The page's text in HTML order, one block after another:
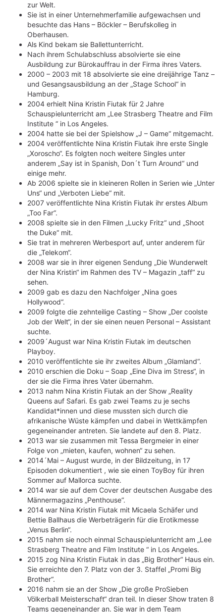
zur Welt.
Sie ist in einer Unternehmerfamilie aufgewachsen und
besuchte das Hans – Böckler – Berufskolleg in
Oberhausen.
Als Kind bekam sie Ballettunterricht.
Nach ihrem Schulabschluss absolvierte sie eine
Ausbildung zur Bürokauffrau in der Firma ihres Vaters.
2000 – 2003 mit 18 absolvierte sie eine dreijährige Tanz –
und Gesangsausbildung an der „Stage School“ in
Hamburg.
2004 erhielt Nina Kristin Fiutak für 2 Jahre
Schauspielunterricht am „Lee Strasberg Theatre and Film
Institute “ in Los Angeles.
2004 hatte sie bei der Spielshow „J – Game“ mitgemacht.
2004 veröffentlichte Nina Kristin Fiutak ihre erste Single
„Xoroscho“. Es folgten noch weitere Singles unter
anderem „Say ist in Spanish, Don´t Turn Around“ und
einige mehr.
Ab 2006 spielte sie in kleineren Rollen in Serien wie „Unter
Uns“ und „Verboten Liebe“ mit.
2007 veröffentlichte Nina Kristin Fiutak ihr erstes Album
„Too Far“.
2008 spielte sie in den Filmen „Lucky Fritz“ und „Shoot
the Duke“ mit.
Sie trat in mehreren Werbesport auf, unter anderem für
die „Telekom“.
2008 war sie in ihrer eigenen Sendung „Die Wunderwelt
der Nina Kristin“ im Rahmen des TV – Magazin „taff“ zu
sehen.
2009 gab es dazu den Nachfolger „Nina goes
Hollywood“.
2009 folgte die zehnteilige Casting – Show „Der coolste
Job der Welt“, in der sie einen neuen Personal – Assistant
suchte.
2009´August war Nina Kristin Fiutak im deutschen
Playboy.
2010 veröffentlichte sie ihr zweites Album „Glamland“.
2010 erschien die Doku – Soap „Eine Diva im Stress“, in
der sie die Firma ihres Vater übernahm.
2013 nahm Nina Kristin Fiutak an der Show „Reality
Queens auf Safari. Es gab zwei Teams zu je sechs
Kandidat*innen und diese mussten sich durch die
afrikanische Wüste kämpfen und dabei in Wettkämpfen
gegeneinander antreten. Sie landete auf den 8. Platz.
2013 war sie zusammen mit Tessa Bergmeier in einer
Folge von „mieten, kaufen, wohnen“ zu sehen.
2014´Mai – August wurde, in der Bildzeitung, in 17
Episoden dokumentiert , wie sie einen ToyBoy für ihren
Sommer auf Mallorca suchte.
2014 war sie auf dem Cover der deutschen Ausgabe des
Männermagazins „Penthouse“.
2014 war Nina Kristin Fiutak mit Micaela Schäfer und
Bettie Ballhaus die Werbeträgerin für die Erotikmesse
„Venus Berlin“.
2015 nahm sie noch einmal Schauspielunterricht am „Lee
Strasberg Theatre and Film Institute “ in Los Angeles.
2015 zog Nina Kristin Fiutak in das „Big Brother“ Haus ein.
Sie erreichte den 7. Platz von der 3. Staffel „Promi Big
Brother“.
2016 nahm sie an der Show „Die große ProSieben
Völkerball Meisterschaft“ dran teil. In dieser Show traten 8
Teams gegeneinander an. Sie war in dem Team